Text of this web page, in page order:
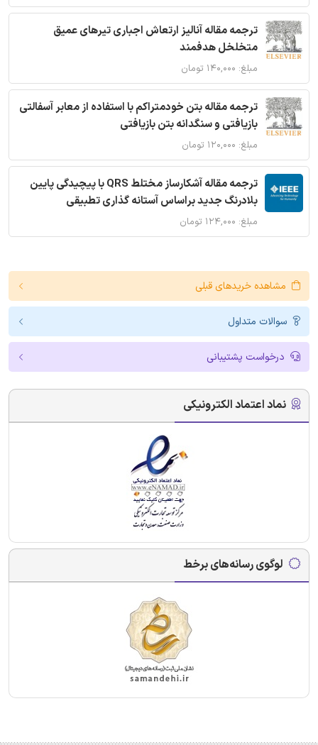
ترجمه مقاله آنالیز ارتعاش اجباری تیرهای عمیق
متخلخل هدفمند
مبلغ: ۱۴۰,۰۰۰ تومان
ترجمه مقاله بتن خودمتراکم با استفاده از معابر آسفالتی
بازیافتی و سنگدانه بتن بازیافتی
مبلغ: ۱۲۰,۰۰۰ تومان
ترجمه مقاله آشکارساز مختلط QRS با پیچیدگی پایین
بلادرنگ جدید براساس آستانه گذاری تطبیقی
مبلغ: ۱۲۴,۰۰۰ تومان
مشاهده خریدهای قبلی
سوالات متداول
درخواست پشتیبانی
نماد اعتماد الکترونیکی
لوگوی رسانه‌های برخط